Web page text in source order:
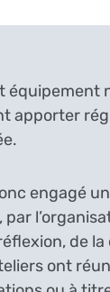
apporter
engagé
de
ont